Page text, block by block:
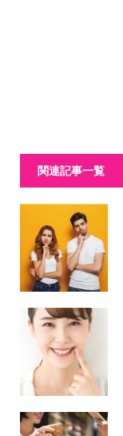
関連記事一覧